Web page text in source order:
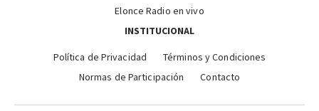
Elonce Radio en vivo
INSTITUCIONAL
Política de Privacidad
Términos y Condiciones
Normas de Participación
Contacto